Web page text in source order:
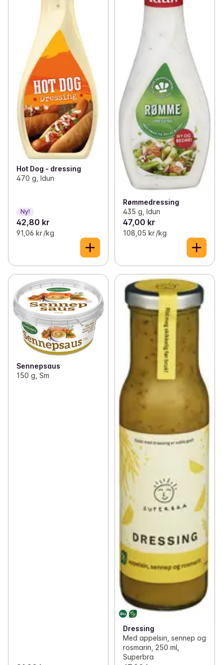
Hot Dog - dressing
470 g, Idun
Ny!
42,80 kr
91,06 kr /kg
Rømmedressing
435 g, Idun
47,00 kr
108,05 kr /kg
Sennepsaus
150 g, Sm
Dressing
Med appelsin, sennep og
rosmarin, 250 ml,
Superbra